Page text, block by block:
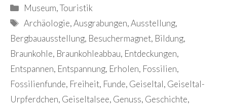
Kategorien
Museum,Touristik
Schlagwörter
Archäologie,Ausgrabungen,Ausstellung,
Bergbauausstellung, Besuchermagnet, Bildung,
Braunkohle, Braunkohleabbau, Entdeckungen,
Entspannen, Entspannung, Erholen, Fossilien,
Fossilienfunde, Freiheit, Funde, Geiseltal, Geiseltal-
Urpferdchen, Geiseltalsee, Genuss, Geschichte,